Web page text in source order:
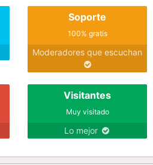
Soporte
100% gratis
Moderadores que escuchan
Visitantes
Muy visitado
Lo mejor